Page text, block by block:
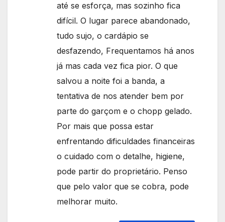
até se esforça, mas sozinho fica
difícil. O lugar parece abandonado,
tudo sujo, o cardápio se
desfazendo, Frequentamos há anos
já mas cada vez fica pior. O que
salvou a noite foi a banda, a
tentativa de nos atender bem por
parte do garçom e o chopp gelado.
Por mais que possa estar
enfrentando dificuldades financeiras
o cuidado com o detalhe, higiene,
pode partir do proprietário. Penso
que pelo valor que se cobra, pode
melhorar muito.